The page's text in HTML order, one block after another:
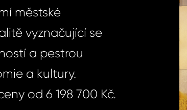
městské
vyznačující se
a pestrou
a kultury.
od 6 198 700 Kč.